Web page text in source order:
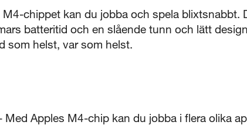
chippet kan du jobba och spela blixtsnabbt.
batteritid och en slående tunn och lätt
som helst, var som helst.
Med Apples M4-chip kan du jobba i flera olika
5 sekunder